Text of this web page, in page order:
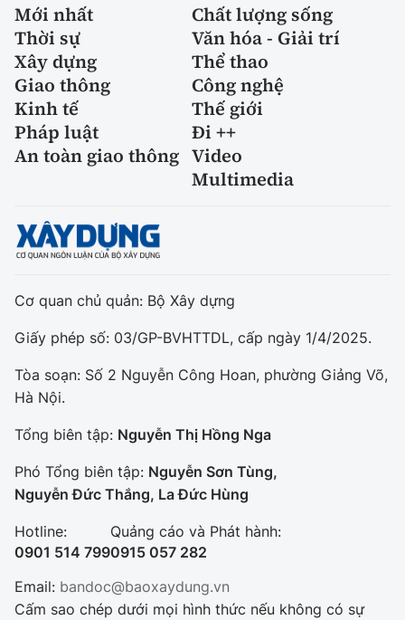
Mới nhất
Chất lượng sống
Thời sự
Văn hóa - Giải trí
Xây dựng
Thể thao
Giao thông
Công nghệ
Kinh tế
Thế giới
Pháp luật
Đi ++
An toàn giao thông Video
Multimedia
Cơ quan chủ quản: Bộ Xây dựng
Giấy phép số: 03/GP-BVHTTDL, cấp ngày 1/4/2025.
Tòa soạn: Số 2 Nguyễn Công Hoan, phường Giảng Võ,
Hà Nội.
Tổng biên tập: Nguyễn Thị Hồng Nga
Phó Tổng biên tập: Nguyễn Sơn Tùng,
Nguyễn Đức Thắng, La Đức Hùng
Hotline:
0901 514 799
Quảng cáo và Phát hành:
0915 057 282
Email: bandoc@baoxaydung.vn
Cấm sao chép dưới mọi hình thức nếu không có sự